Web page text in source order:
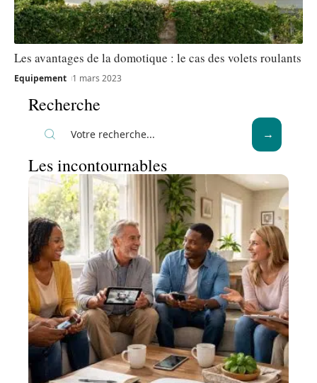
Les avantages de la domotique : le cas des volets roulants
Equipement 1 mars 2023
Recherche
Les incontournables